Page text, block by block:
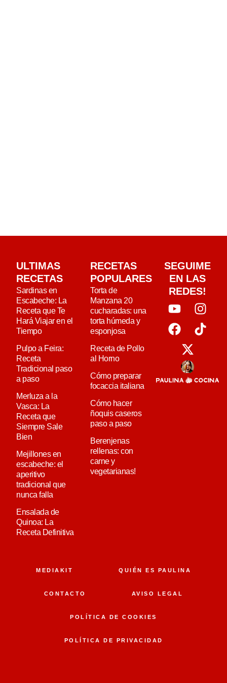
ULTIMAS
RECETAS
Sardinas en
Escabeche: La
Receta que Te
Hará Viajar en el
Tiempo
Pulpo a Feira:
Receta
Tradicional paso
a paso
Merluza a la
Vasca: La
Receta que
Siempre Sale
Bien
Mejillones en
escabeche: el
aperitivo
tradicional que
nunca falla
Ensalada de
Quinoa: La
Receta Definitiva
RECETAS
POPULARES
Torta de
Manzana 20
cucharadas: una
torta húmeda y
esponjosa
Receta de Pollo
al Horno
Cómo preparar
focaccia italiana
Cómo hacer
ñoquis caseros
paso a paso
Berenjenas
rellenas: con
carne y
vegetarianas!
SEGUIME
EN LAS
REDES!
MEDIAKIT QUIÉN ES PAULINA
CONTACTO AVISO LEGAL
POLÍTICA DE COOKIES
POLÍTICA DE PRIVACIDAD